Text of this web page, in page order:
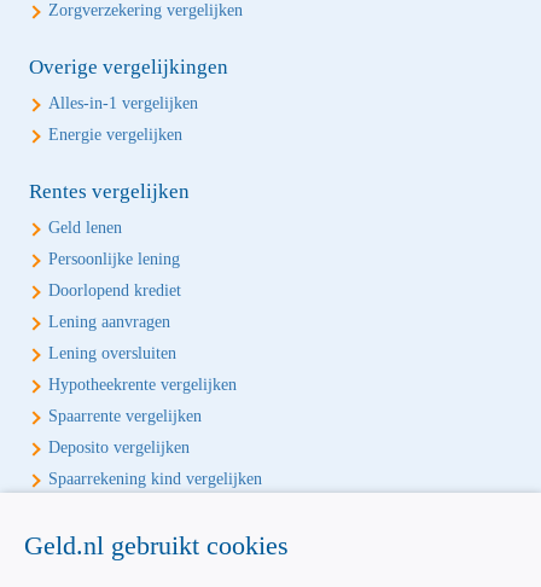
Zorgverzekering vergelijken
Overige vergelijkingen
Alles-in-1 vergelijken
Energie vergelijken
Rentes vergelijken
Geld lenen
Persoonlijke lening
Doorlopend krediet
Lening aanvragen
Lening oversluiten
Hypotheekrente vergelijken
Spaarrente vergelijken
Deposito vergelijken
Spaarrekening kind vergelijken
Écht onafhankelijk vergelijken
Geld.nl gebruikt cookies